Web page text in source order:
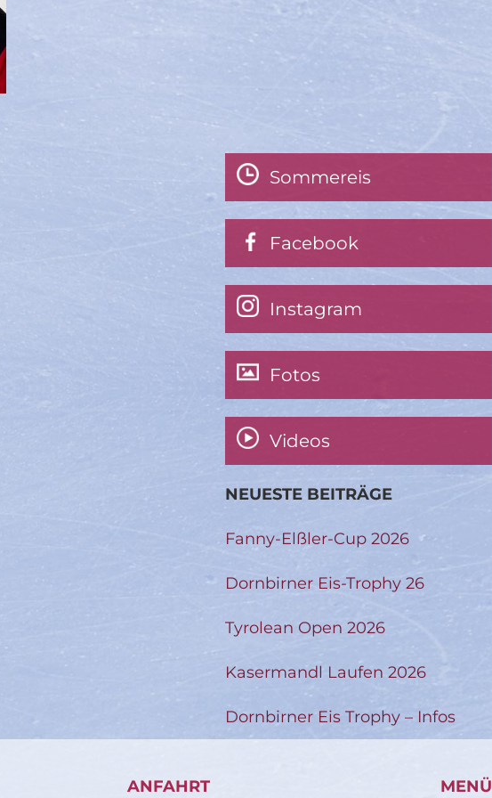
Sommereis
Facebook
Instagram
Fotos
Videos
NEUESTE BEITRÄGE
Fanny-Elßler-Cup 2026
Dornbirner Eis-Trophy 26
Tyrolean Open 2026
Kasermandl Laufen 2026
Dornbirner Eis Trophy – Infos
ANFAHRT MENÜ